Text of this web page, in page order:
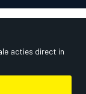
acties direct in